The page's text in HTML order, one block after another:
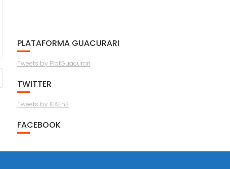
PLATAFORMA GUACURARI
Tweets by PlatGuacurari
TWITTER
Tweets by IEAEn3
FACEBOOK